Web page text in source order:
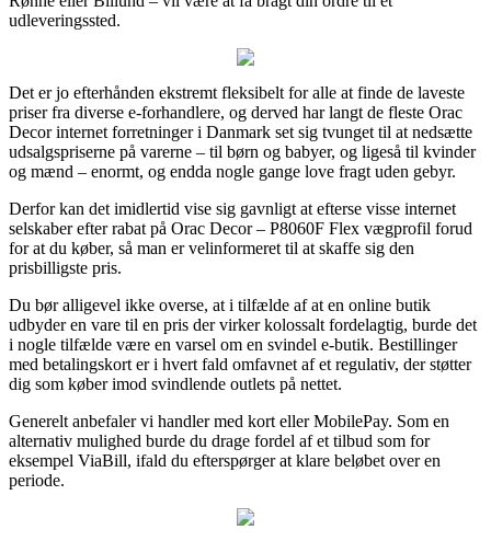
udleveringssted.
Det er jo efterhånden ekstremt fleksibelt for alle at finde de laveste
priser fra diverse e-forhandlere, og derved har langt de fleste Orac
Decor internet forretninger i Danmark set sig tvunget til at nedsætte
udsalgspriserne på varerne – til børn og babyer, og ligeså til kvinder
og mænd – enormt, og endda nogle gange love fragt uden gebyr.
Derfor kan det imidlertid vise sig gavnligt at efterse visse internet
selskaber efter rabat på Orac Decor – P8060F Flex vægprofil forud
for at du køber, så man er velinformeret til at skaffe sig den
prisbilligste pris.
Du bør alligevel ikke overse, at i tilfælde af at en online butik
udbyder en vare til en pris der virker kolossalt fordelagtig, burde det
i nogle tilfælde være en varsel om en svindel e-butik. Bestillinger
med betalingskort er i hvert fald omfavnet af et regulativ, der støtter
dig som køber imod svindlende outlets på nettet.
Generelt anbefaler vi handler med kort eller MobilePay. Som en
alternativ mulighed burde du drage fordel af et tilbud som for
eksempel ViaBill, ifald du efterspørger at klare beløbet over en
periode.